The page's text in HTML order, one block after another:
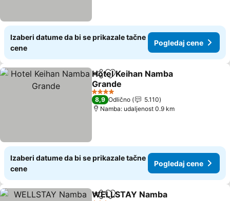
Izaberi datume da bi se prikazale tačne
cene
Pogledaj cene
Deli Dodati u favorite
Hotel Keihan Namba
Grande
Pogledaj cene
4 Zvezdice
8,9 Odlično
5.110
Namba: udaljenost 0.9 km
Izaberi datume da bi se prikazale tačne
cene
Pogledaj cene
Deli
WELLSTAY Namba